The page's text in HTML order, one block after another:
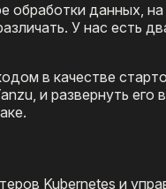
обработки данных,
У нас есть
в качестве
и развернуть его
Kubernetes и